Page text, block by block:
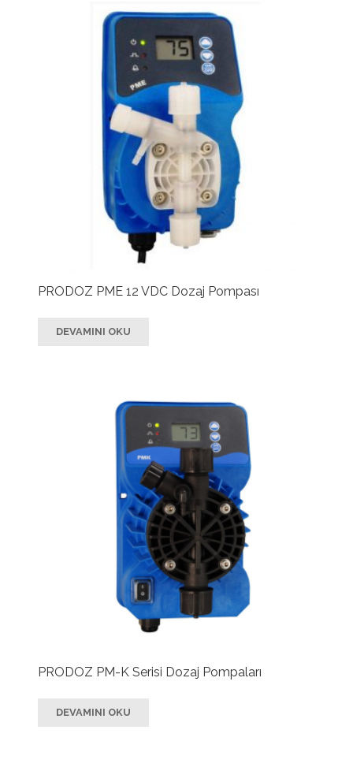
PRODOZ PME 12 VDC Dozaj Pompası
DEVAMINI OKU
PRODOZ PM-K Serisi Dozaj Pompaları
DEVAMINI OKU